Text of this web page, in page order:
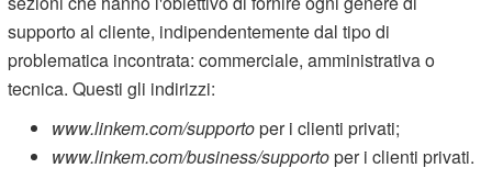
supporto al cliente, indipendentemente dal tipo di
problematica incontrata: commerciale, amministrativa o
tecnica. Questi gli indirizzi:
www.linkem.com/supportoper i clienti privati;
www.linkem.com/business/supportoper i clienti privati.